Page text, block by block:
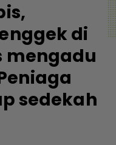
di
mengadu
sedekah